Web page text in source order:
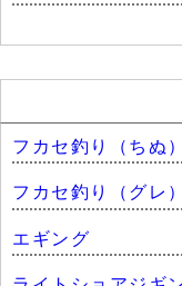
フカセ釣り（ちぬ）
フカセ釣り（グレ）
エギング